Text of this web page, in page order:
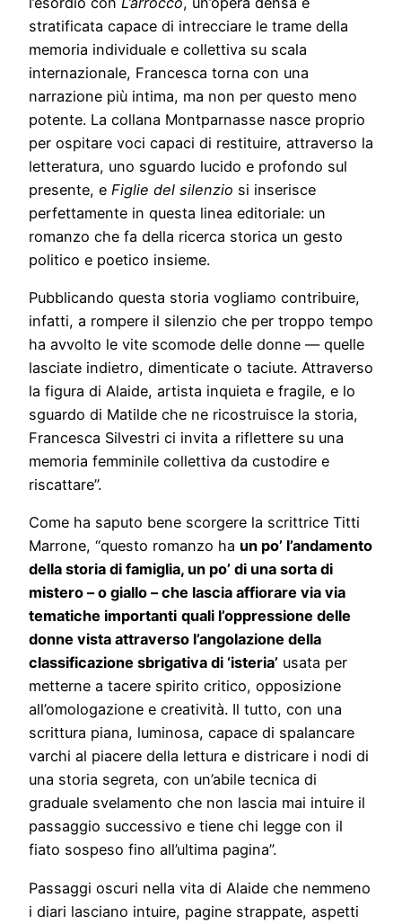
stratificata capace di intrecciare le trame della
memoria individuale e collettiva su scala
internazionale, Francesca torna con una
narrazione più intima, ma non per questo meno
potente. La collana Montparnasse nasce proprio
per ospitare voci capaci di restituire, attraverso la
letteratura, uno sguardo lucido e profondo sul
presente, e Figlie del silenzio si inserisce
perfettamente in questa linea editoriale: un
romanzo che fa della ricerca storica un gesto
politico e poetico insieme.
Pubblicando questa storia vogliamo contribuire,
infatti, a rompere il silenzio che per troppo tempo
ha avvolto le vite scomode delle donne — quelle
lasciate indietro, dimenticate o taciute. Attraverso
la figura di Alaide, artista inquieta e fragile, e lo
sguardo di Matilde che ne ricostruisce la storia,
Francesca Silvestri ci invita a riflettere su una
memoria femminile collettiva da custodire e
riscattare”.
Come ha saputo bene scorgere la scrittrice Titti
Marrone, “questo romanzo ha un po’ l’andamento
della storia di famiglia, un po’ di una sorta di
mistero – o giallo – che lascia affiorare via via
tematiche importanti quali l’oppressione delle
donne vista attraverso l’angolazione della
classificazione sbrigativa di ‘isteria’ usata per
metterne a tacere spirito critico, opposizione
all’omologazione e creatività. Il tutto, con una
scrittura piana, luminosa, capace di spalancare
varchi al piacere della lettura e districare i nodi di
una storia segreta, con un’abile tecnica di
graduale svelamento che non lascia mai intuire il
passaggio successivo e tiene chi legge con il
fiato sospeso fino all’ultima pagina”.
Passaggi oscuri nella vita di Alaide che nemmeno
i diari lasciano intuire, pagine strappate, aspetti